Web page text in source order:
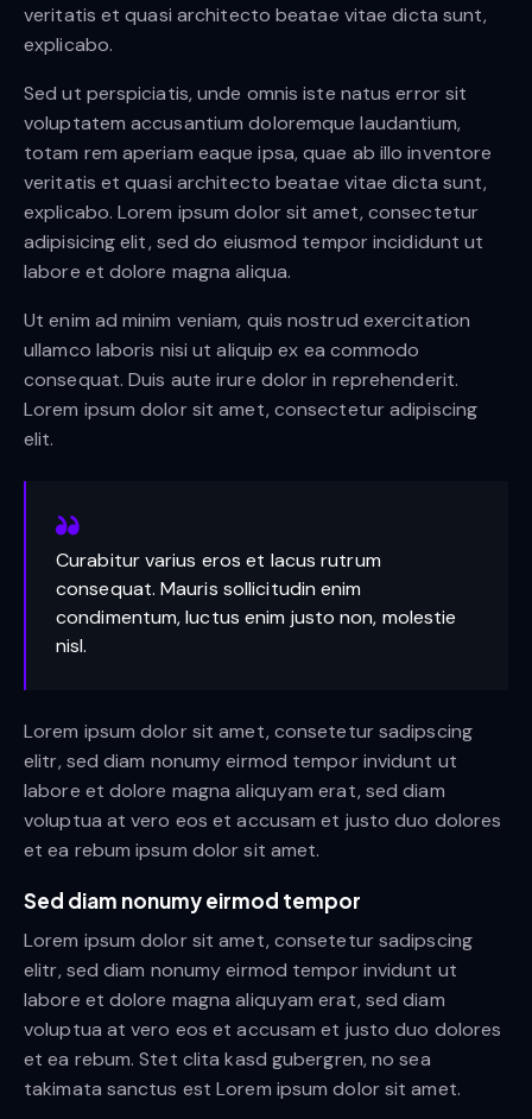
veritatis et quasi architecto beatae vitae dicta sunt,
explicabo.
Sed ut perspiciatis, unde omnis iste natus error sit
voluptatem accusantium doloremque laudantium,
totam rem aperiam eaque ipsa, quae ab illo inventore
veritatis et quasi architecto beatae vitae dicta sunt,
explicabo. Lorem ipsum dolor sit amet, consectetur
adipisicing elit, sed do eiusmod tempor incididunt ut
labore et dolore magna aliqua.
Ut enim ad minim veniam, quis nostrud exercitation
ullamco laboris nisi ut aliquip ex ea commodo
consequat. Duis aute irure dolor in reprehenderit.
Lorem ipsum dolor sit amet, consectetur adipiscing
elit.
Curabitur varius eros et lacus rutrum
consequat. Mauris sollicitudin enim
condimentum, luctus enim justo non, molestie
nisl.
Lorem ipsum dolor sit amet, consetetur sadipscing
elitr, sed diam nonumy eirmod tempor invidunt ut
labore et dolore magna aliquyam erat, sed diam
voluptua at vero eos et accusam et justo duo dolores
et ea rebum ipsum dolor sit amet.
Sed diam nonumy eirmod tempor
Lorem ipsum dolor sit amet, consetetur sadipscing
elitr, sed diam nonumy eirmod tempor invidunt ut
labore et dolore magna aliquyam erat, sed diam
voluptua at vero eos et accusam et justo duo dolores
et ea rebum. Stet clita kasd gubergren, no sea
takimata sanctus est Lorem ipsum dolor sit amet.